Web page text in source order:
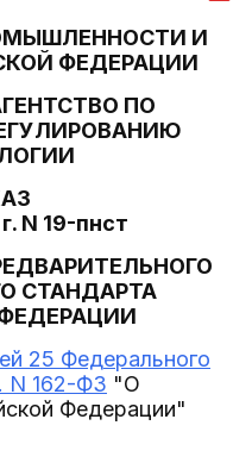
И
ФЕДЕРАЦИИ
ПО
N 19-пнст
СТАНДАРТА
25 Федерального
N 162-ФЗ "О
Федерации"